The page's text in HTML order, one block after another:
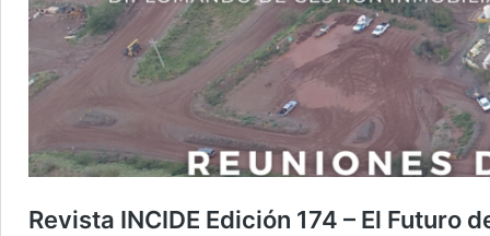
Revista INCIDE Edición 174 – El Futuro